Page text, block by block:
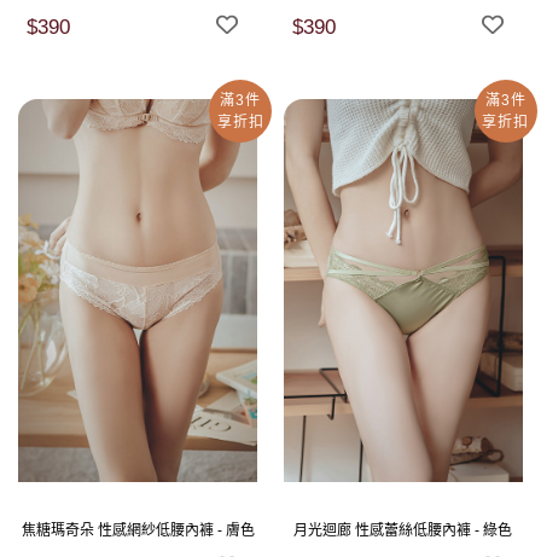
$390 $390
滿3件
享折扣
焦糖瑪奇朵 性感網紗低腰內褲 - 膚色
滿3件
享折扣
月光迴廊 性感蕾絲低腰內褲 - 綠色